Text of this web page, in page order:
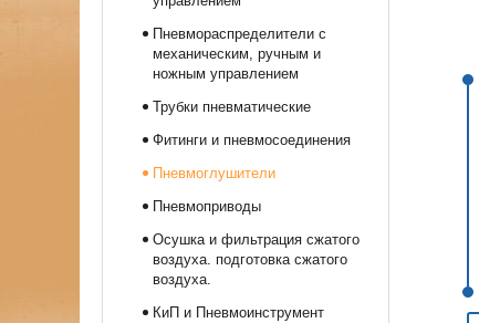
Пневмораспределители с
механическим, ручным и
ножным управлением
Трубки пневматические
Фитинги и пневмосоединения
Пневмоглушители
Пневмоприводы
Осушка и фильтрация сжатого
воздуха. подготовка сжатого
воздуха.
КиП и Пневмоинструмент